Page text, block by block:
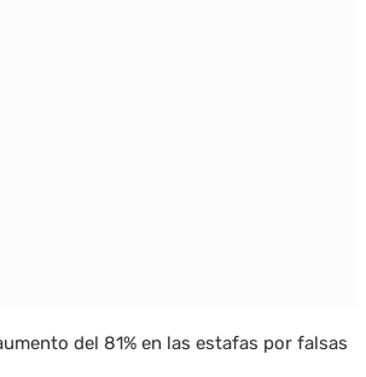
del 81% en las estafas por falsas